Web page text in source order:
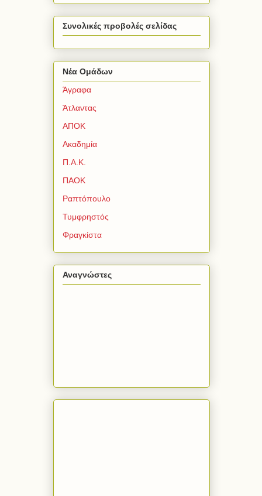
Συνολικές προβολές σελίδας
Νέα Ομάδων
Άγραφα
Άτλαντας
ΑΠΟΚ
Ακαδημία
Π.Α.Κ.
ΠΑΟΚ
Ραπτόπουλο
Τυμφρηστός
Φραγκίστα
Αναγνώστες